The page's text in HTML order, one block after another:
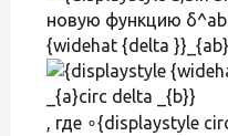
новую функцию
{widehat {delta
, где ∘{displaystyle